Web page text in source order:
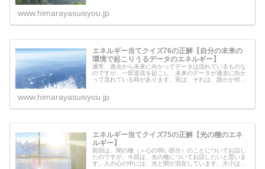
www.himarayasuisyou.jp
エネルギー当てクイズ76の正解【自分の未来の
環境で起こりうるデータのエネルギー】
通常、過去から未来に向かってデータは流れているものな
のですが、一部逆流を起こし、未来のデータが過去に向か
って流れている時があります。実は、それは、誰かが何か
www.himarayasuisyou.jp
エネルギー当てクイズ75の正解【光の種のエネ
ルギー】
前回は、闇の種（＝心の弱い部分）のことについてお話し
たのですが、今回は、光の種についてお話したいと思いま
す。人の心の中には、光と闇が混在しています。大小はあ